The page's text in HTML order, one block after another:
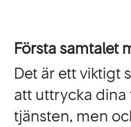
Första samtalet
Det är ett viktigt
att uttrycka
tjänsten, men